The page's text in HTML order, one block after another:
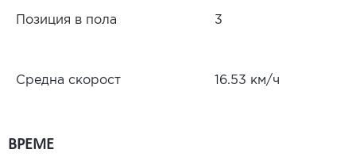
Позиция в пола 3
Средна скорост 16.53 км/ч
ВРЕМЕ